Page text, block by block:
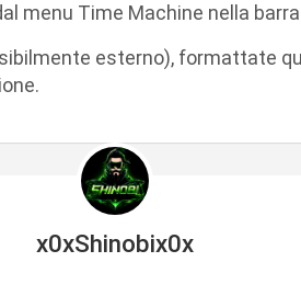
menu Time Machine nella
esterno), formattate
x0xShinobix0x